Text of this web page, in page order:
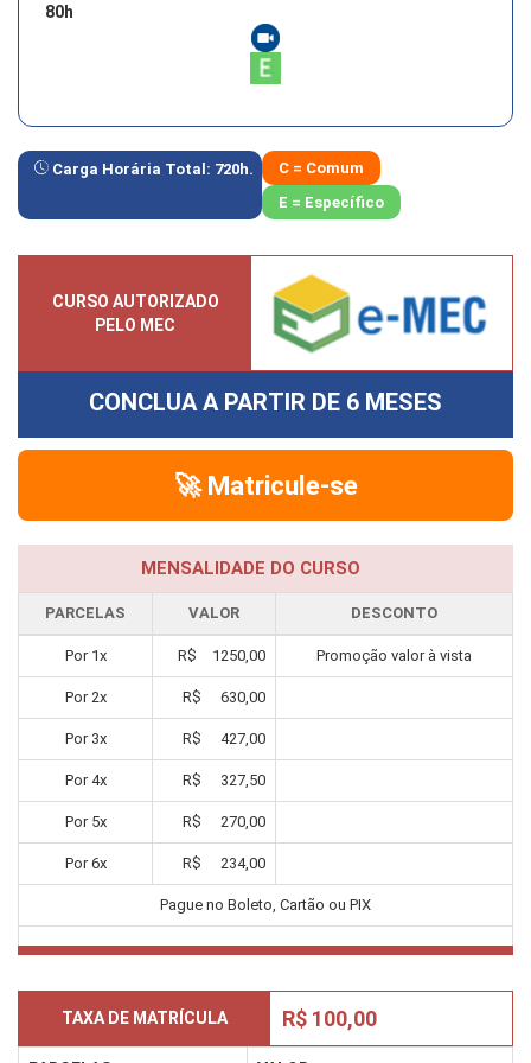
80h
Carga Horária Total: 720h.
C = Comum
E = Específico
CURSO AUTORIZADO
PELO MEC
CONCLUA A PARTIR DE 6 MESES
🚀 Matricule-se
MENSALIDADE DO CURSO
PARCELAS VALOR DESCONTO
Por 1x R$ 1250,00 Promoção valor à vista
Por2x R$ 630,00
Por 3x R$ 427,00
Por4x R$ 327,50
Por 5x R$ 270,00
Por6x R$ 234,00
Pague no Boleto, Cartão ou PIX
TAXA DE MATRÍCULA R$ 100,00